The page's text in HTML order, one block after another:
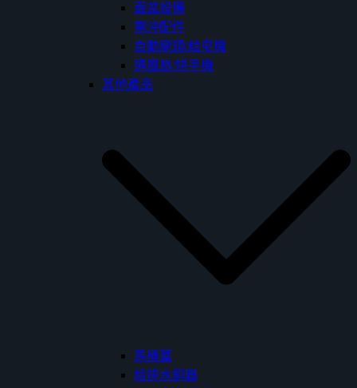
面盆設備
電沖配件
自動龍頭/給皂機
通風扇/烘手機
其他產品
馬桶蓋
給排水銅器